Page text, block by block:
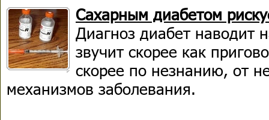
Сахарным диабетом
Диагноз диабет наводит
звучит скорее как
скорее по незнанию, от
механизмов заболевания.